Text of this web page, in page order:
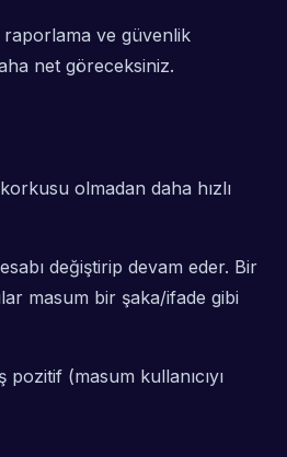
raporlama ve güvenlik
net göreceksiniz.
olmadan daha hızlı
değiştirip devam eder. Bir
masum bir şaka/ifade gibi
(masum kullanıcıyı